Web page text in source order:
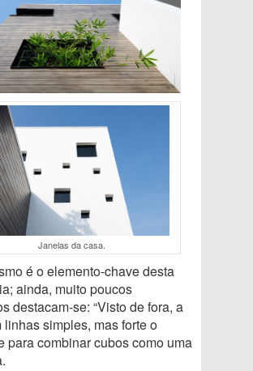
Janelas da casa.
é o elemento-chave desta
ainda, muito poucos
destacam-se: “Visto de fora, a
linhas simples, mas forte o
para combinar cubos como uma